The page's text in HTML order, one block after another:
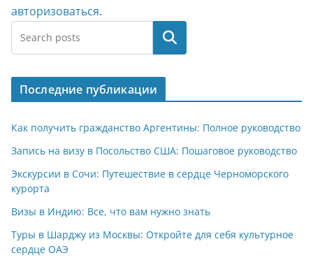
авторизоваться.
Поиск
Последние публикации
Как получить гражданство Аргентины: Полное руководство
Запись на визу в Посольство США: Пошаговое руководство
Экскурсии в Сочи: Путешествие в сердце Черноморского
курорта
Визы в Индию: Все, что вам нужно знать
Туры в Шарджу из Москвы: Откройте для себя культурное
сердце ОАЭ